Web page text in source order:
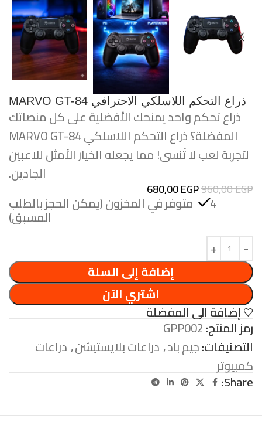
ذراع التحكم اللاسلكي الاحترافي MARVO GT-84
ذراع تحكم واحد يمنحك الأفضلية على كل منصاتك
المفضلة؟ ذراع التحكم اللاسلكي MARVO GT-84
لتجربة لعب لا تُنسى! مما يجعله الخيار الأمثل للاعبين
الجادين.
960,00EGP
680,00EGP
4 متوفر في المخزون (يمكن الحجز بالطلب
المسبق)
إضافة إلى السلة
اشتري الآن
إضافة الى المفضلة
رمز المنتج:GPP002
التصنيفات:جيم باد,دراعات بلايستيشن,دراعات
كمبيوتر
Share: